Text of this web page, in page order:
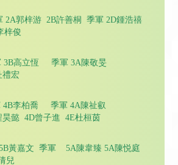
郭梓游 2B許善桐 季軍 2D鍾浩禧
梓俊
3B高立恆 季軍 3A陳敬旻
宏
4B李柏喬 季軍 4A陳祉叡
懿 4D曾子進 4E杜桓茵
黃嘉文 季軍 5A陳韋臻 5A陳悦庭
兒